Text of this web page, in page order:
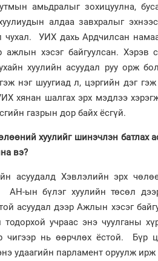
амьдралыг зохицуулна,
алдаа завхралыг
чухал. УИХ дахь Ардчилсан
ажлын хэсэг байгуулсан.
хуулийн асуудал руу орж
нэг шуугиад л, цэргийн дэг
хянан шалгах эрх мэдлээ
газрын дор байх ёсгүй.
хуулийг шинэчлэн батлах
вэ?
асуудалд Хэвлэлийн эрх
ын бүлэг хуулийн төсөл
асуудал дээр Ажлын хэсэг
тодорхой учраас энэ чуулганы
чигээр нь өөрчлөх ёстой.
удаагийн парламент оруулж